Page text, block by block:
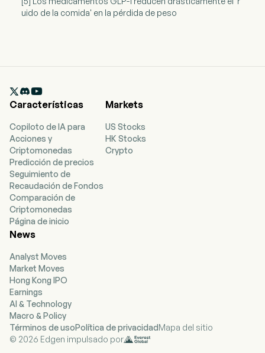
uido de la comida' en la pérdida de peso

Características
Copiloto de IA para
Acciones y
Criptomonedas
Predicción de precios
Seguimiento de
Recaudación de Fondos
Comparación de
Criptomonedas
Página de inicio
Markets
US Stocks
HK Stocks
Crypto
News
Analyst Moves
Market Moves
Hong Kong IPO
Earnings
AI & Technology
Macro & Policy
Términos de usoPolítica de privacidadMapa del sitio
© 2026 Edgen impulsado por